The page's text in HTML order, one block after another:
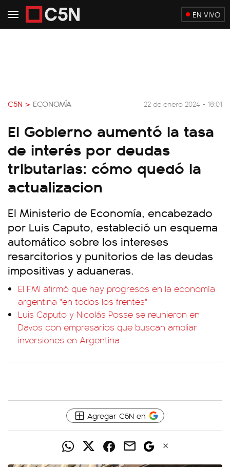
EN VIVO
C5N > ECONOMÍA 22 de enero 2024 - 18:01
El Gobierno aumentó la tasa
de interés por deudas
tributarias: cómo quedó la
actualizacion
El Ministerio de Economía, encabezado
por Luis Caputo, estableció un esquema
automático sobre los intereses
resarcitorios y punitorios de las deudas
impositivas y aduaneras.
El FMI afirmó que hay progresos en la economía
argentina "en todos los frentes"
Luis Caputo y Nicolás Posse se reunieron en
Davos con empresarios que buscan ampliar
inversiones en Argentina
Agregar C5N en